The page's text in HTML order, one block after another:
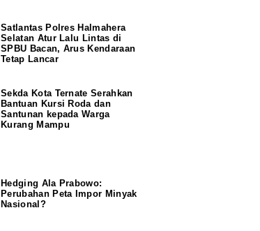
Satlantas Polres Halmahera
Selatan Atur Lalu Lintas di
SPBU Bacan, Arus Kendaraan
Tetap Lancar
Sekda Kota Ternate Serahkan
Bantuan Kursi Roda dan
Santunan kepada Warga
Kurang Mampu
Hedging Ala Prabowo:
Perubahan Peta Impor Minyak
Nasional?